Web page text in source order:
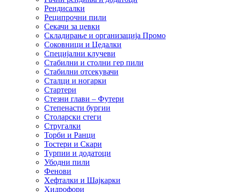
Рендисалки
Реципрочни пили
Секачи за цевки
Складирање и организација Промо
Соковници и Цедалки
Специјални клучеви
Стабилни и столни гер пили
Стабилни отсекувачи
Сталци и ногарки
Стартери
Стезни глави – Футери
Степенасти бургии
Столарски стеги
Стругалки
Торби и Ранци
Тостери и Скари
Турпии и додатоци
Убодни пили
Фенови
Хефталки и Шајкарки
Хидрофори